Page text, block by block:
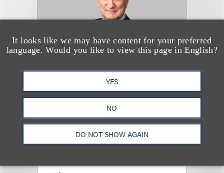
It looks like we may have content for your preferred
language. Would you like to view this page in English?
YES
NO
DO NOT SHOW AGAIN
Marcus S. Owens
合伙人
+1.202.618.5014